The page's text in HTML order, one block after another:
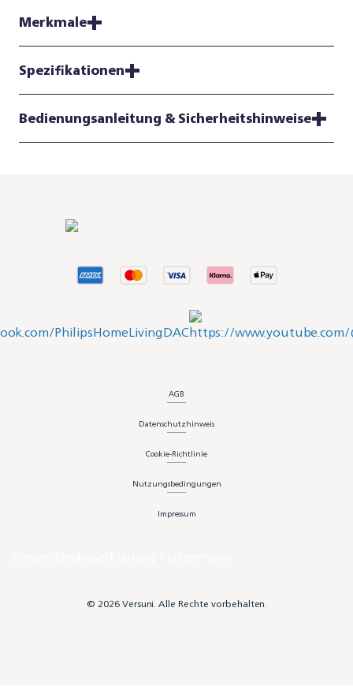
Merkmale
Spezifikationen
Bedienungsanleitung & Sicherheitshinweise
AGB
Datenschutzhinweis
Cookie-Richtlinie
Nutzungsbedingungen
Impressum
© 2026 Versuni. Alle Rechte vorbehalten.